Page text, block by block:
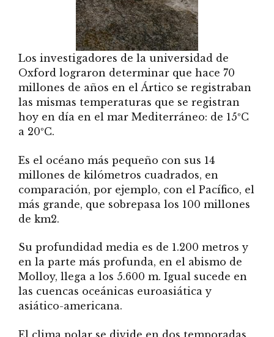
Los investigadores de la universidad de
Oxford lograron determinar que hace 70
millones de años en el Ártico se registraban
las mismas temperaturas que se registran
hoy en día en el mar Mediterráneo: de 15ºC
a 20ºC.
Es el océano más pequeño con sus 14
millones de kilómetros cuadrados, en
comparación, por ejemplo, con el Pacífico, el
más grande, que sobrepasa los 100 millones
de km2.
Su profundidad media es de 1.200 metros y
en la parte más profunda, en el abismo de
Molloy, llega a los 5.600 m. Igual sucede en
las cuencas oceánicas euroasiática y
asiático-americana.
El clima polar se divide en dos temporadas